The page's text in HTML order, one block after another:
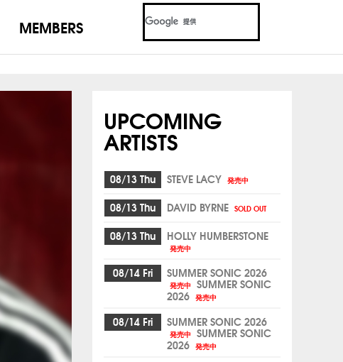
MEMBERS
UPCOMING
ARTISTS
08/13 Thu STEVE LACY 発売中
08/13 Thu DAVID BYRNE SOLD OUT
08/13 Thu HOLLY HUMBERSTONE
発売中
08/14 Fri SUMMER SONIC 2026
発売中 SUMMER SONIC
2026 発売中
08/14 Fri SUMMER SONIC 2026
発売中 SUMMER SONIC
2026 発売中